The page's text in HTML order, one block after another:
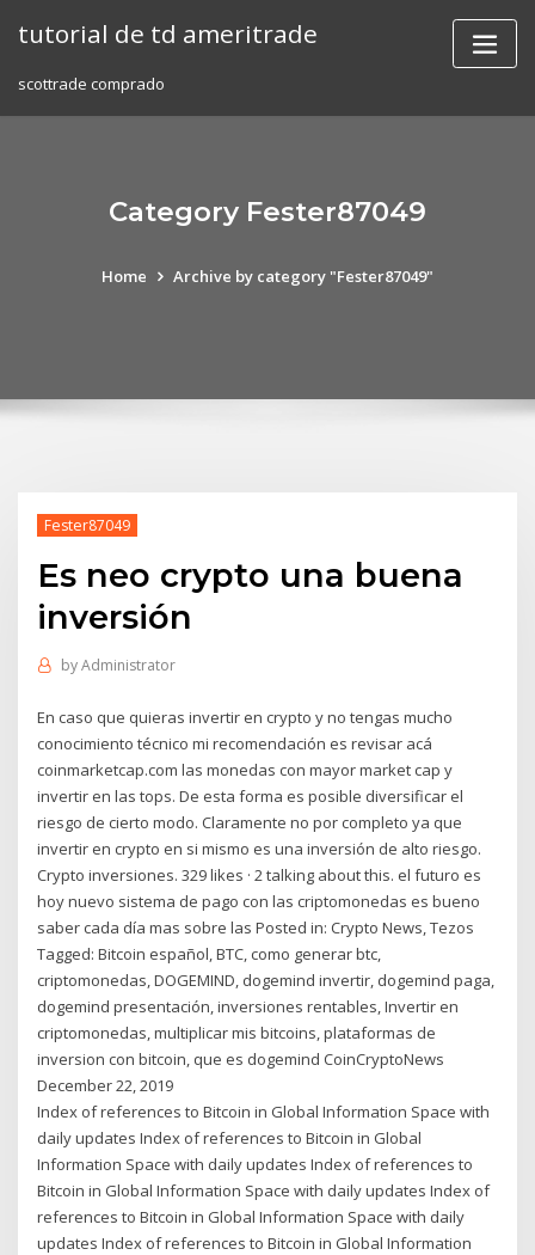
tutorial de td ameritrade
scottrade comprado
Category Fester87049
Home Archive by category "Fester87049"
Fester87049
Es neo crypto una buena
inversión
byAdministrator
En caso que quieras invertir en crypto y no tengas mucho
conocimiento técnico mi recomendación es revisar acá
coinmarketcap.com las monedas con mayor market cap y
invertir en las tops. De esta forma es posible diversificar el
riesgo de cierto modo. Claramente no por completo ya que
invertir en crypto en si mismo es una inversión de alto riesgo.
Crypto inversiones. 329 likes · 2 talking about this. el futuro es
hoy nuevo sistema de pago con las criptomonedas es bueno
saber cada día mas sobre las Posted in: Crypto News, Tezos
Tagged: Bitcoin español, BTC, como generar btc,
criptomonedas, DOGEMIND, dogemind invertir, dogemind paga,
dogemind presentación, inversiones rentables, Invertir en
criptomonedas, multiplicar mis bitcoins, plataformas de
inversion con bitcoin, que es dogemind CoinCryptoNews
December 22, 2019
Index of references to Bitcoin in Global Information Space with
daily updates Index of references to Bitcoin in Global
Information Space with daily updates Index of references to
Bitcoin in Global Information Space with daily updates Index of
references to Bitcoin in Global Information Space with daily
updates Index of references to Bitcoin in Global Information